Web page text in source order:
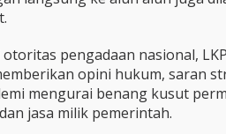
r
o
g
r
e
otoritas pengadaan nasional,
opini hukum, saran
mengurai benang kusut
jasa milik pemerintah.